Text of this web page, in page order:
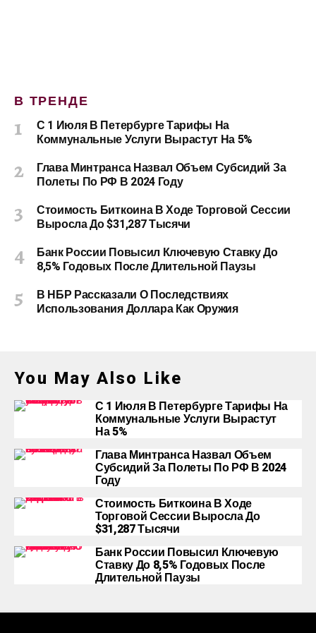
В ТРЕНДЕ
С 1 Июля В Петербурге Тарифы На
Коммунальные Услуги Вырастут На 5%
Глава Минтранса Назвал Объем Субсидий За
Полеты По РФ В 2024 Году
Стоимость Биткоина В Ходе Торговой Сессии
Выросла До $31,287 Тысячи
Банк России Повысил Ключевую Ставку До
8,5% Годовых После Длительной Паузы
В НБР Рассказали О Последствиях
Использования Доллара Как Оружия
You May Also Like
С 1 Июля В Петербурге Тарифы На
Коммунальные Услуги Вырастут
На 5%
Глава Минтранса Назвал Объем
Субсидий За Полеты По РФ В 2024
Году
Стоимость Биткоина В Ходе
Торговой Сессии Выросла До
$31,287 Тысячи
Банк России Повысил Ключевую
Ставку До 8,5% Годовых После
Длительной Паузы